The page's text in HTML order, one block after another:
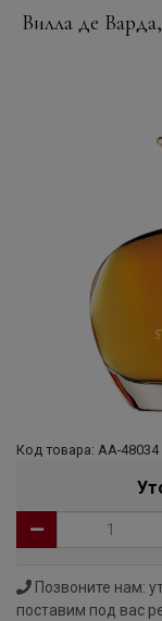
Вилла де
Код товара: АА-48034
Позвоните нам:
поставим под вас